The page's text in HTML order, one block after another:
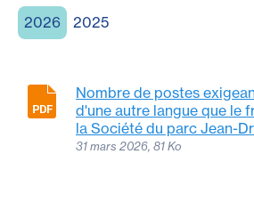
2026 2025
Nombre de postes
d'une autre langue que le
la Société du parc Jean-
31 mars 2026, 81 Ko